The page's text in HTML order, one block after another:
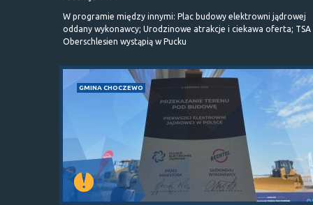
W programie między innymi: Plac budowy elektrowni jądrowej
oddany wykonawcy; Urodzinowe atrakcje i ciekawa oferta; TSA
Oberschlesien wystąpią w Pucku
GMINA CHOCZEWO